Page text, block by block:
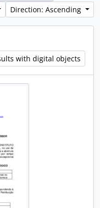
Direction: Ascending
with digital objects